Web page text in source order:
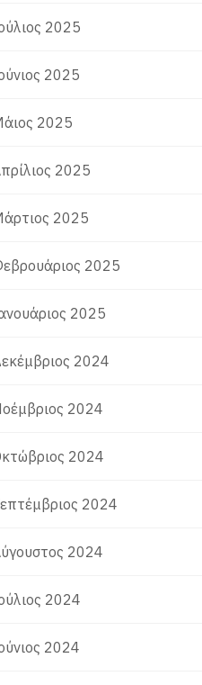
2025
2025
2025
2025
2025
2025
2025
2024
2024
2024
2024
2024
2024
2024